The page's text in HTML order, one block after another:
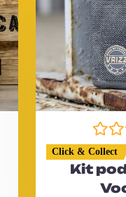
N
o
t
Click & Collect
Kit